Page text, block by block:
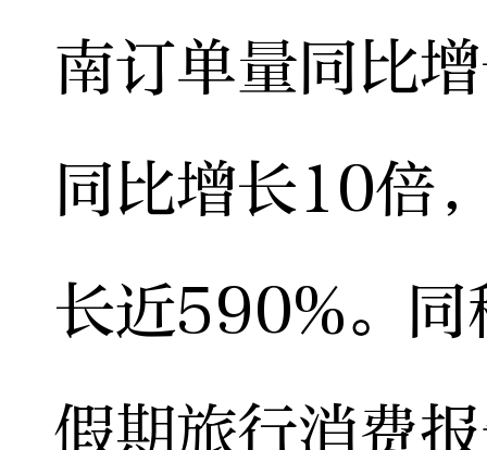
南订单量同比
同比增长10倍
长近590%。
假期旅行消费